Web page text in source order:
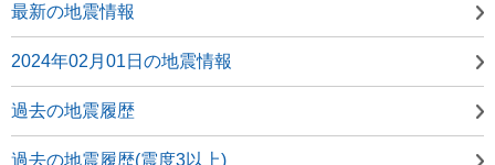
最新の地震情報
2024年02月01日の地震情報
過去の地震履歴
過去の地震履歴(震度3以上)